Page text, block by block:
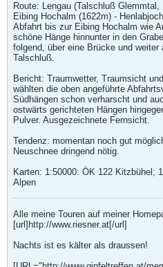
Route: Lengau (Talschluß
Eibing Hochalm (1622m) -
Abfahrt bis zur Eibing Hochalm wie
schöne Hänge hinnunter in den
folgend, über eine Brücke und
Talschluß.
Bericht: Traumwetter, Traumsicht
wählten die oben angeführte
Südhängen schon verharscht und
ostwärts gerichteten Hängen
Pulver. Ausgezeichnete Fernsicht.
Tendenz: momentan noch gut
Neuschnee dringend nötig.
Karten: 1:50000: ÖK 122 Kitzbühel;
Alpen
Alle meine Touren auf meiner
[url]http://www.riesner.at[/url]
Nachts ist es kälter als draussen!